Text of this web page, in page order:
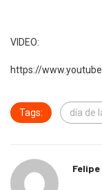
VIDEO:
https://
Tags: día de
Felipe